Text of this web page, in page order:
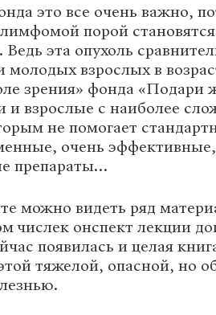
это все очень важно,
порой
эта опухоль
молодых взрослых в
зрения» фонда «Подари
и взрослые с наиболее
не помогает
очень
препараты…
можно видеть ряд
числек онспект лекции
появилась и целая
тяжелой, опасной, но